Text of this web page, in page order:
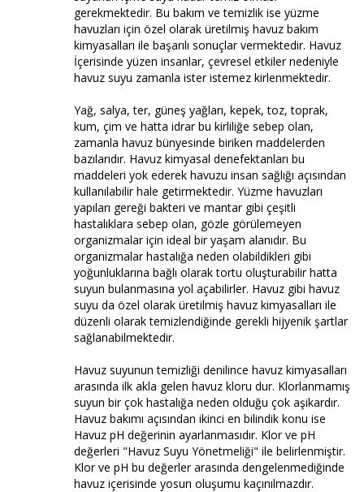
gerekmektedir. Bu bakım ve temizlik ise yüzme
havuzları için özel olarak üretilmiş havuz bakım
kimyasalları ile başarılı sonuçlar vermektedir. Havuz
İçerisinde yüzen insanlar, çevresel etkiler nedeniyle
havuz suyu zamanla ister istemez kirlenmektedir.
Yağ, salya, ter, güneş yağları, kepek, toz, toprak,
kum, çim ve hatta idrar bu kirliliğe sebep olan,
zamanla havuz bünyesinde biriken maddelerden
bazılarıdır. Havuz kimyasal denefektanları bu
maddeleri yok ederek havuzu insan sağlığı açısından
kullanılabilir hale getirmektedir. Yüzme havuzları
yapıları gereği bakteri ve mantar gibi çeşitli
hastalıklara sebep olan, gözle görülemeyen
organizmalar için ideal bir yaşam alanıdır. Bu
organizmalar hastalığa neden olabildikleri gibi
yoğunluklarına bağlı olarak tortu oluşturabilir hatta
suyun bulanmasına yol açabilirler. Havuz gibi havuz
suyu da özel olarak üretilmiş havuz kimyasalları ile
düzenli olarak temizlendiğinde gerekli hijyenik şartlar
sağlanabilmektedir.
Havuz suyunun temizliği denilince havuz kimyasalları
arasında ilk akla gelen havuz kloru dur. Klorlanmamış
suyun bir çok hastalığa neden olduğu çok aşikardır.
Havuz bakımı açısından ikinci en bilindik konu ise
Havuz pH değerinin ayarlanmasıdır. Klor ve pH
değerleri "Havuz Suyu Yönetmeliği" ile belirlenmiştir.
Klor ve pH bu değerler arasında dengelenmediğinde
havuz içerisinde yosun oluşumu kaçınılmazdır.